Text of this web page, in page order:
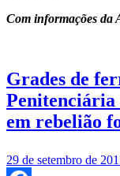
Com informações da
Grades de
Penitenciária
em rebelião
29 de setembro de